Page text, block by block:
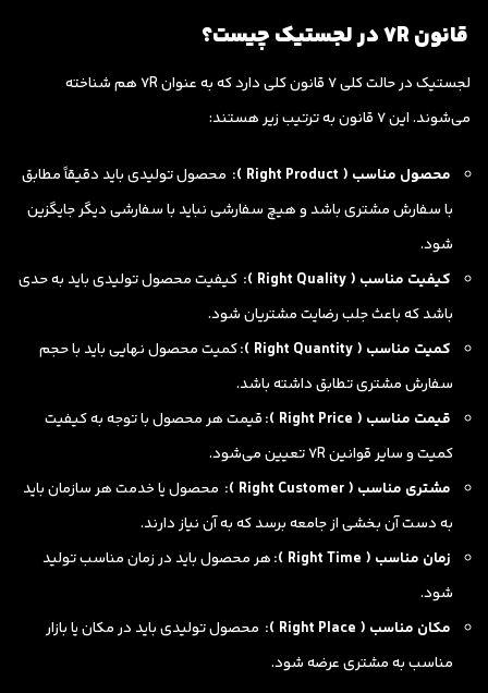
قانون 7R در لجستیک چیست؟
لجستیک در حالت کلی 7 قانون کلی دارد که به عنوان 7R هم شناخته
می‌شوند. این 7 قانون به ترتیب زیر هستند:
محصول مناسب ( Right Product
): محصول تولیدی باید دقیقاً مطابق
با سفارش مشتری باشد و هیچ سفارشی نباید با سفارشی دیگر جایگزین
شود.
کیفیت مناسب (Right Quality
): کیفیت محصول تولیدی باید به حدی
باشد که باعث جلب رضایت مشتریان شود.
کمیت مناسب (Right Quantity
):کمیت محصول نهایی باید با حجم
سفارش مشتری تطابق داشته باشد.
قیمت مناسب ( Right Price
):قیمت هر محصول با توجه به کیفیت
کمیت و سایر قوانین 7R تعیین می‌شود.
مشتری مناسب (Right Customer
): محصول یا خدمت هر سازمان باید
به دست آن بخشی از جامعه برسد که به آن نیاز دارند.
زمان مناسب ( Right Time
):هر محصول باید در زمان مناسب تولید
شود.
مکان مناسب ( Right Place
): محصول تولیدی باید در مکان یا بازار
مناسب به مشتری عرضه شود.